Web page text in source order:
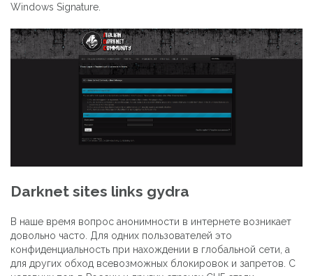
Windows Signature.
Darknet sites links gydra
В наше время вопрос анонимности в интернете возникает
довольно часто. Для одних пользователей это
конфиденциальность при нахождении в глобальной сети, а
для других обход всевозможных блокировок и запретов. С